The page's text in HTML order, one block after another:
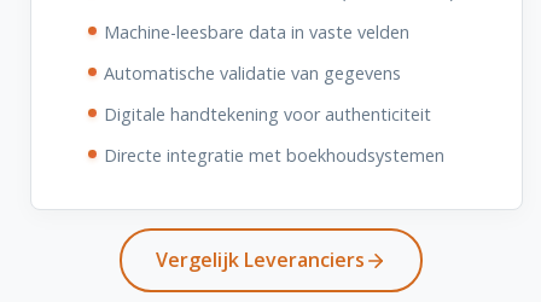
Machine-leesbare data in vaste velden
Automatische validatie van gegevens
Digitale handtekening voor authenticiteit
Directe integratie met boekhoudsystemen
Vergelijk Leveranciers